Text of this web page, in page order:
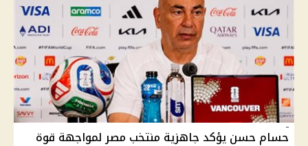
حسام حسن يؤكد جاهزية منتخب مصر لمواجهة قوة